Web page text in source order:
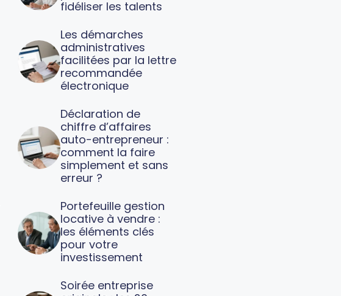
fidéliser les talents
Les démarches
administratives
facilitées par la lettre
recommandée
électronique
Déclaration de
chiffre d’affaires
auto-entrepreneur :
comment la faire
simplement et sans
erreur ?
Portefeuille gestion
locative à vendre :
les éléments clés
pour votre
investissement
Soirée entreprise